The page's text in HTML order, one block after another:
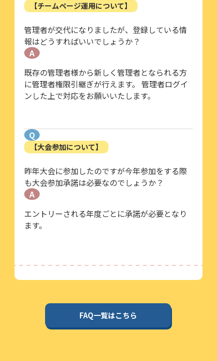
【チームページ運用について】
管理者が交代になりましたが、登録している情
報はどうすればいいでしょうか？
A
既存の管理者様から新しく管理者となられる方
に管理者権限引継ぎが行えます。 管理者ログイ
ンした上で対応をお願いいたします。
Q
【大会参加について】
昨年大会に参加したのですが今年参加をする際
も大会参加承諾は必要なのでしょうか？
A
エントリーされる年度ごとに承諾が必要となり
ます。
FAQ一覧はこちら